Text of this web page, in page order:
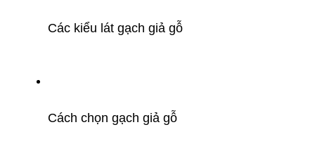
Các kiểu lát gạch giả gỗ
Cách chọn gạch giả gỗ